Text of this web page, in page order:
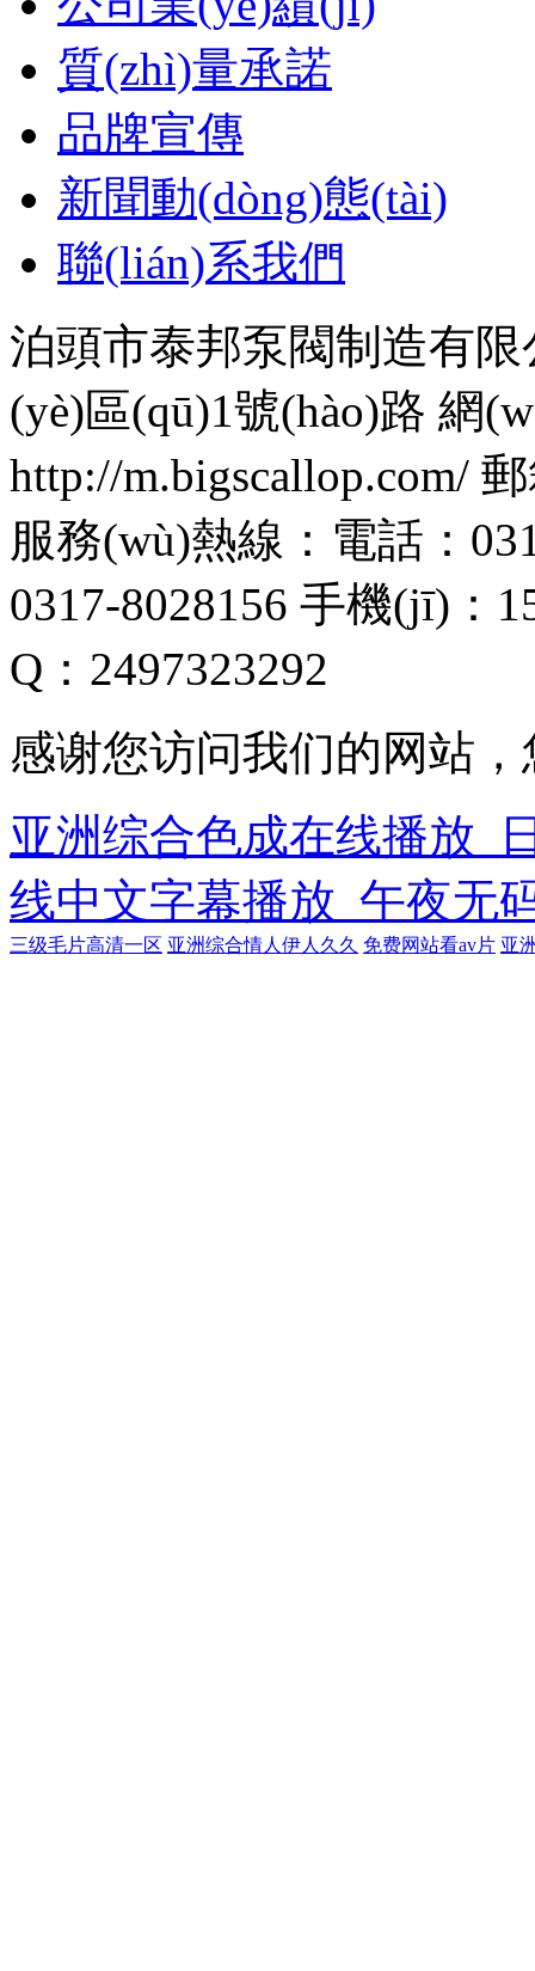
質(zhì)量承諾
品牌宣傳
新聞動(dòng)態(tài)
聯(lián)系我們
泊頭市泰邦泵閥制造有
(yè)區(qū)1號(hào)路 網
http://m.bigscallop.com/
服務(wù)熱線：電話：
0317-8028156 手機(jī)：
Q：2497323292
感谢您访问我们的网站
亚洲综合色成在线播放_
线中文字幕播放_午夜无
三级毛片高清一区 亚洲综合情人伊人久久 免费网站看av片 亚